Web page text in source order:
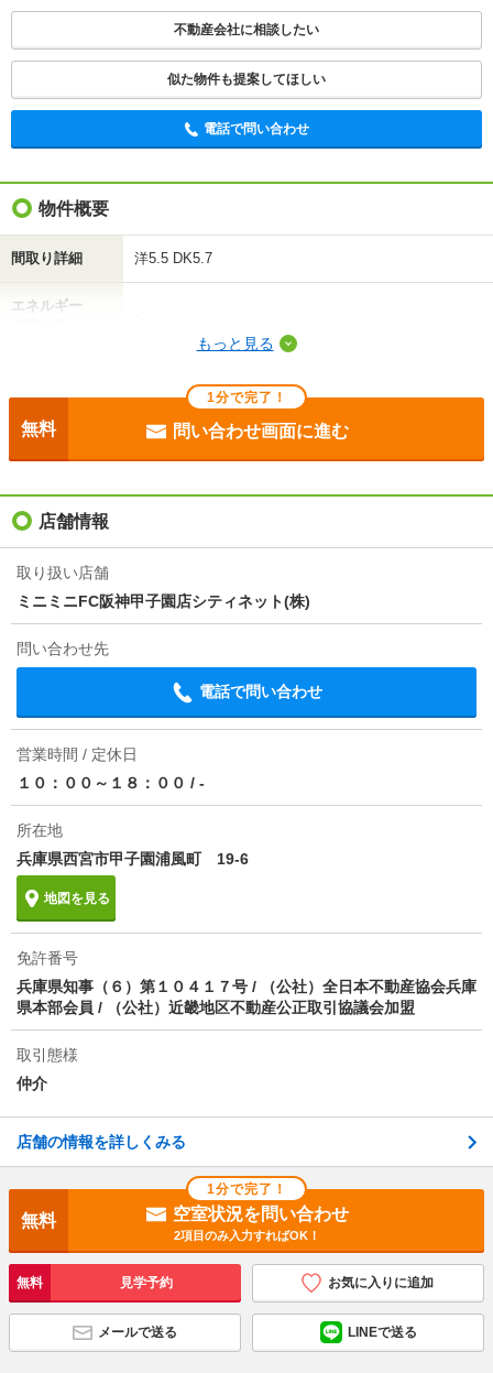
最新の空室状況を知りたい
詳しく知りたい
不動産会社に相談したい
似た物件も提案してほしい
電話で問い合わせ
物件概要
間取り詳細 洋5.5 DK5.7
エネルギー
目安光熱費
入居
損保 要
情報更新日
2026/08/13
もっと見る
1分で完了！
無料 問い合わせ画面に進む
店舗情報
取り扱い店舗
ミニミニFC阪神甲子園店シティネット(株)
問い合わせ先
電話で問い合わせ
営業時間 / 定休日
１０：００～１８：００ / -
所在地
兵庫県西宮市甲子園浦風町 19-6
地図を見る
免許番号
兵庫県知事（６）第１０４１７号 / （公社）全日本不動産協会兵庫
県本部会員 / （公社）近畿地区不動産公正取引協議会加盟
取引態様
仲介
店舗の情報を詳しくみる
1分で完了！
無料 空室状況を問い合わせ
2項目のみ入力すればOK！
無料 見学予約 お気に入りに追加
メールで送る LINEで送る